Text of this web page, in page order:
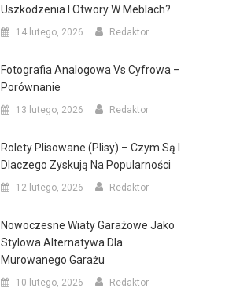
Uszkodzenia I Otwory W Meblach?
14 lutego, 2026 Redaktor
Fotografia Analogowa Vs Cyfrowa –
Porównanie
13 lutego, 2026 Redaktor
Rolety Plisowane (plisy) – Czym Są I
Dlaczego Zyskują Na Popularności
12 lutego, 2026 Redaktor
Nowoczesne Wiaty Garażowe Jako
Stylowa Alternatywa Dla
Murowanego Garażu
10 lutego, 2026 Redaktor